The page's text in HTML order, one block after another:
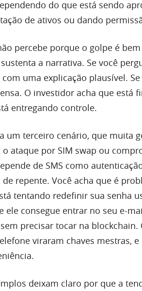
do que está sendo
de ativos ou dando
percebe porque o golpe é
a narrativa. Se você
uma explicação plausível.
O investidor acha que está
entregando controle.
um terceiro cenário, que muita
o ataque por SIM swap ou
de SMS como
repente. Você acha que é
tentando redefinir sua senha
ele consegue entrar no seu e-
precisar tocar na
viraram chaves mestras,
deixam claro por que a